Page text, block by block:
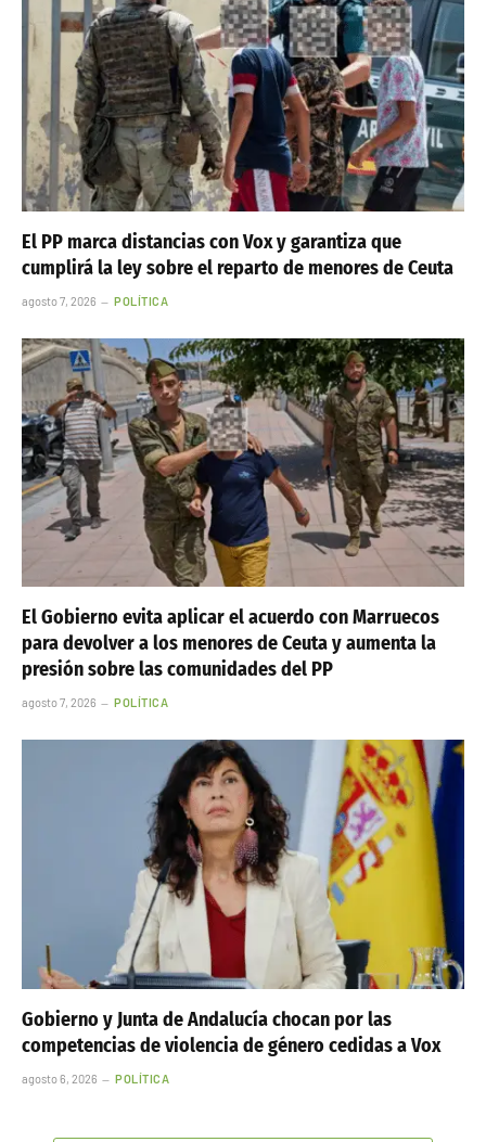
El PP marca distancias con Vox y garantiza que
cumplirá la ley sobre el reparto de menores de Ceuta
agosto 7, 2026 POLÍTICA
El Gobierno evita aplicar el acuerdo con Marruecos
para devolver a los menores de Ceuta y aumenta la
presión sobre las comunidades del PP
agosto 7, 2026 POLÍTICA
Gobierno y Junta de Andalucía chocan por las
competencias de violencia de género cedidas a Vox
agosto 6, 2026 POLÍTICA